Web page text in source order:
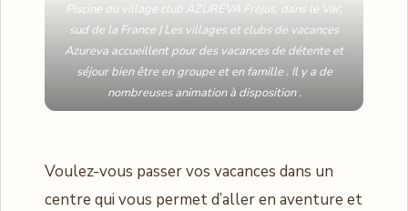
Piscine du village club AZUREVA Fréjus, dans le Var,
sud de la France | Les villages et clubs de vacances
Azureva accueillent pour des vacances de détente et
séjour bien être en groupe et en famille . Il y a de
nombreuses animation à disposition .
Voulez-vous passer vos vacances dans un
centre qui vous permet d’aller en aventure et